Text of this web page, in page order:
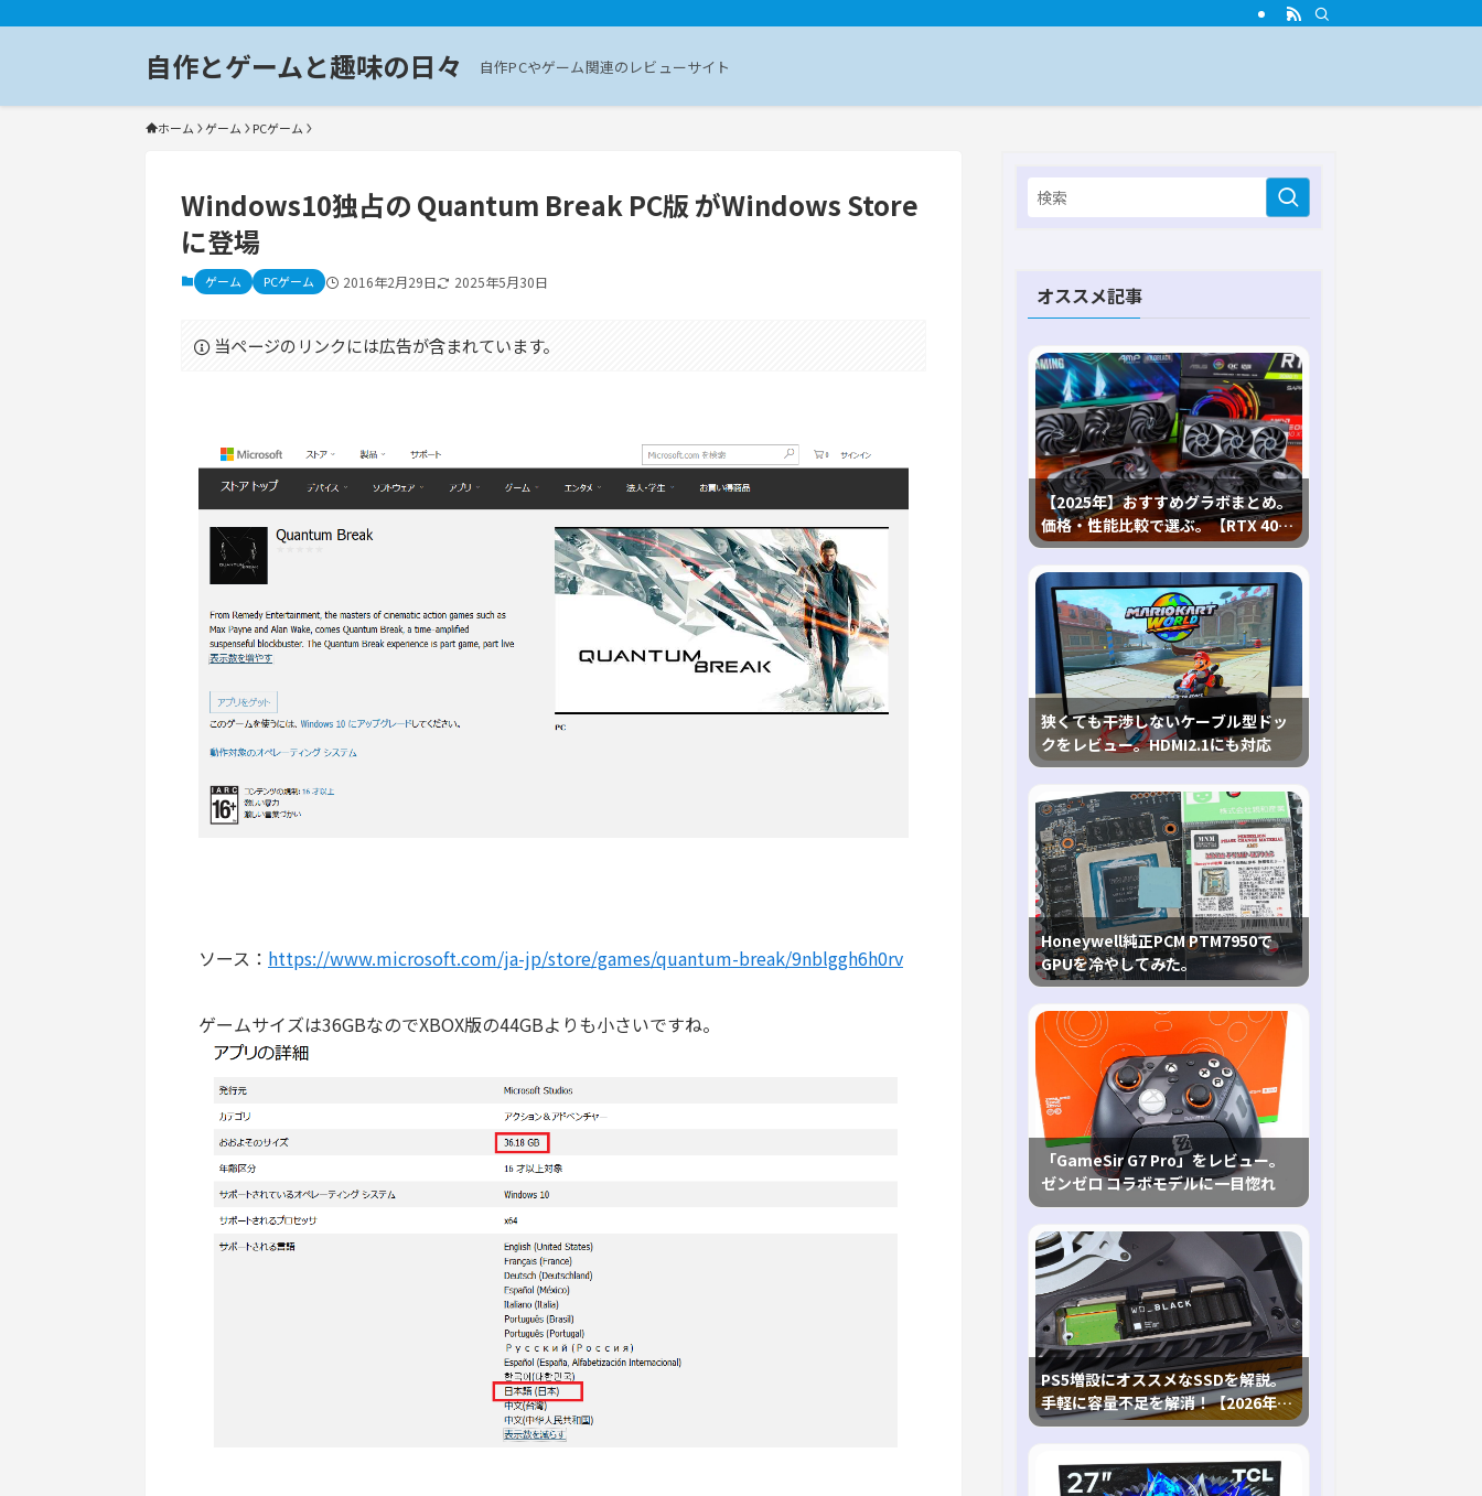
自作とゲームと趣味の日々 自作PCやゲーム関連のレビューサイト
ホーム ゲーム PCゲーム
Windows10独占の Quantum Break PC版 がWindows Store
に登場
ゲーム PCゲーム 2016年2月29日 2025年5月30日
当ページのリンクには広告が含まれています。
ソース： https://www.microsoft.com/ja-jp/store/games/quantum-break/9nblggh6h0rv
ゲームサイズは36GBなのでXBOX版の44GBよりも小さいですね。
オススメ記事
【2025年】おすすめグラボまとめ。
価格・性能比較で選ぶ。【RTX 40,
RX 7000各種に対応】
狭くても干渉しないケーブル型ドッ
クをレビュー。HDMI2.1にも対応
Honeywell純正PCM PTM7950で
GPUを冷やしてみた。
「GameSir G7 Pro」をレビュー。
ゼンゼロ コラボモデルに一目惚れ
PS5増設にオススメなSSDを解説。
手軽に容量不足を解消！【2026年最
新、PS5 Proにも対応】